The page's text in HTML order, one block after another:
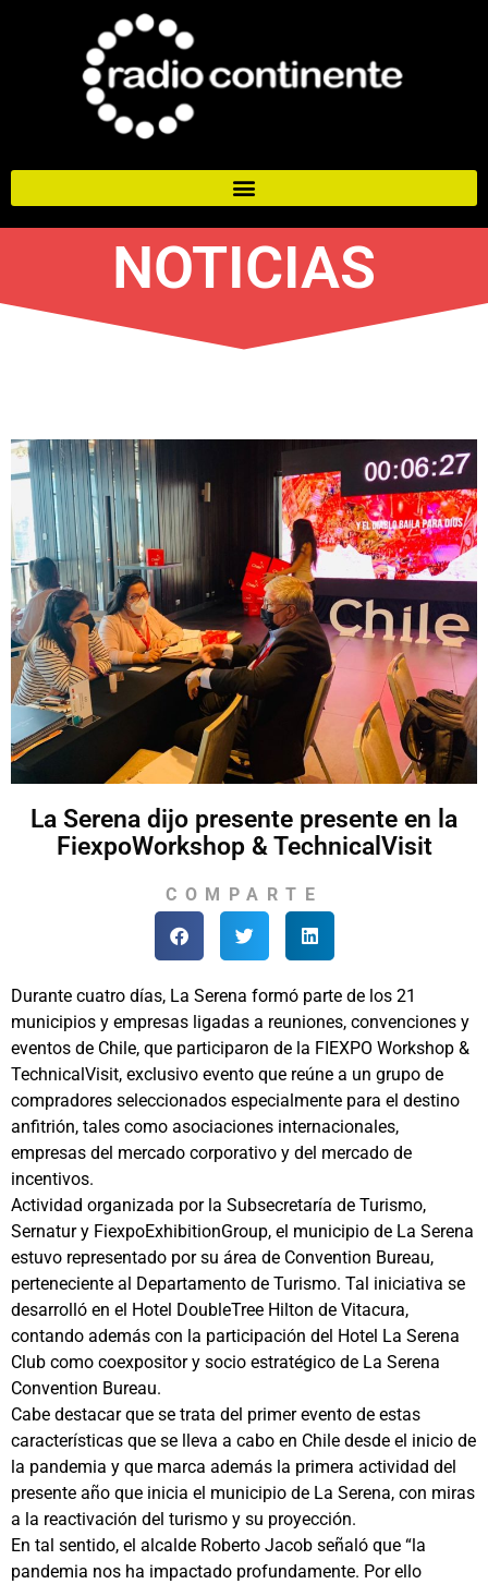
NOTICIAS
La Serena dijo presente presente en la
FiexpoWorkshop & TechnicalVisit
COMPARTE
Durante cuatro días, La Serena formó parte de los 21
municipios y empresas ligadas a reuniones, convenciones y
eventos de Chile, que participaron de la FIEXPO Workshop &
TechnicalVisit, exclusivo evento que reúne a un grupo de
compradores seleccionados especialmente para el destino
anfitrión, tales como asociaciones internacionales,
empresas del mercado corporativo y del mercado de
incentivos.
Actividad organizada por la Subsecretaría de Turismo,
Sernatur y FiexpoExhibitionGroup, el municipio de La Serena
estuvo representado por su área de Convention Bureau,
perteneciente al Departamento de Turismo. Tal iniciativa se
desarrolló en el Hotel DoubleTree Hilton de Vitacura,
contando además con la participación del Hotel La Serena
Club como coexpositor y socio estratégico de La Serena
Convention Bureau.
Cabe destacar que se trata del primer evento de estas
características que se lleva a cabo en Chile desde el inicio de
la pandemia y que marca además la primera actividad del
presente año que inicia el municipio de La Serena, con miras
a la reactivación del turismo y su proyección.
En tal sentido, el alcalde Roberto Jacob señaló que “la
pandemia nos ha impactado profundamente. Por ello